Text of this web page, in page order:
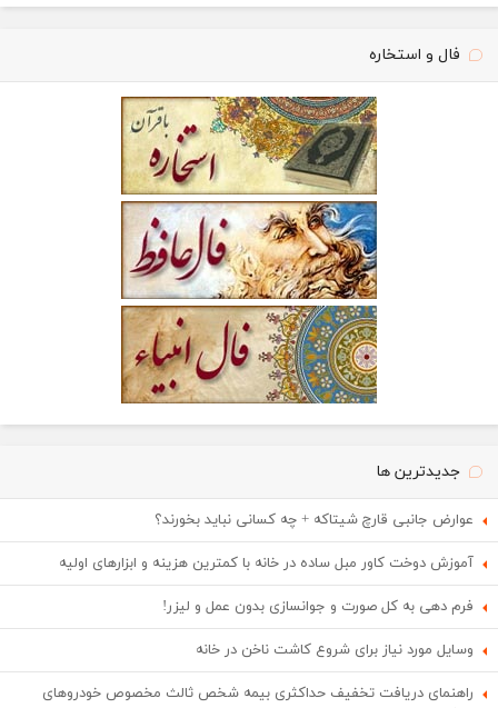
فال و استخاره
جدیدترین ها
عوارض جانبی قارچ شیتاکه + چه کسانی نباید بخورند؟
آموزش دوخت کاور مبل ساده در خانه با کمترین هزینه و ابزارهای اولیه
فرم دهی به کل صورت و جوانسازی بدون عمل و لیزر!
وسایل مورد نیاز برای شروع کاشت ناخن در خانه
راهنمای دریافت تخفیف حداکثری بیمه شخص ثالث مخصوص خودروهای